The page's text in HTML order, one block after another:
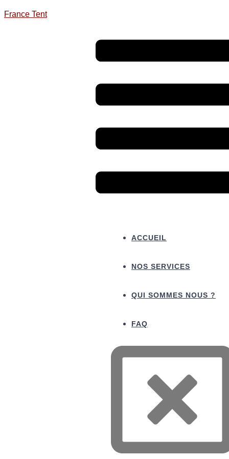
France Tent
ACCUEIL
NOS SERVICES
QUI SOMMES NOUS ?
FAQ